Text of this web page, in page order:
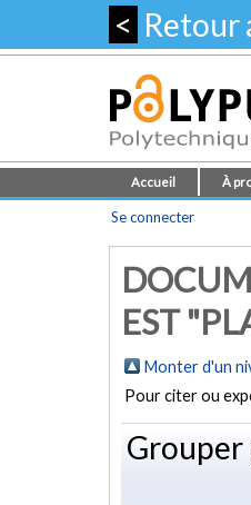
< Retour
Accueil À
Se connecter
EST "
Monter d'un
Pour citer ou
Grouper